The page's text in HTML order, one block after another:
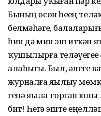
Бының өсөн һеҙҙең теләк
белмәһәгеҙ,
һин дә мин эш иткән
ҡушылырға
алаһығыҙ. Был, әлеге
журналға яҙылыу
генә яҙыла торған
бит! Һеҙгә эште